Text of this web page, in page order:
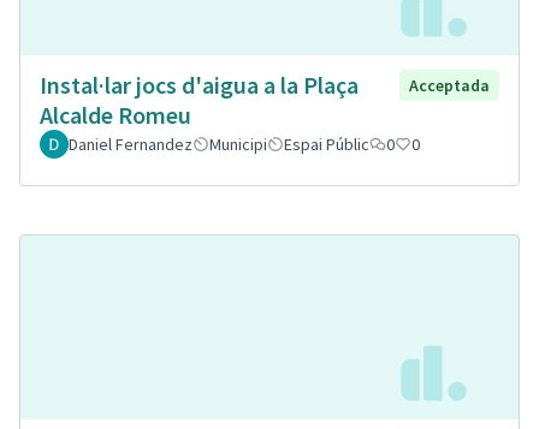
Instal·lar jocs d'aigua a la Plaça
Alcalde Romeu
Acceptada
Daniel Fernandez Municipi Espai Públic 0 0